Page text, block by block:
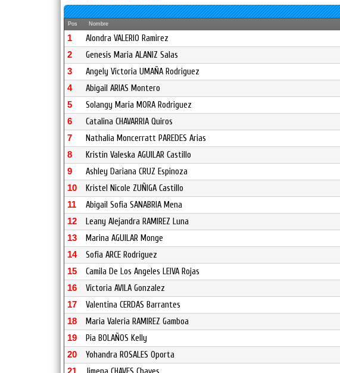
Pos Nombre
1 Alondra VALERIO Ramirez
2 Genesis Maria ALANIZ Salas
3 Angely Victoria UMAÑA Rodriguez
4 Abigail ARIAS Montero
5 Solangy Maria MORA Rodriguez
6 Catalina CHAVARRIA Quiros
7 Nathalia Moncerratt PAREDES Arias
8 Kristin Valeska AGUILAR Castillo
9 Ashley Dariana CRUZ Espinoza
10 Kristel Nicole ZUÑIGA Castillo
11 Abigail Sofia SANABRIA Mena
12 Leany Alejandra RAMIREZ Luna
13 Marina AGUILAR Monge
14 Sofia ARCE Rodriguez
15 Camila De Los Angeles LEIVA Rojas
16 Victoria AVILA Gonzalez
17 Valentina CERDAS Barrantes
18 Maria Valeria RAMIREZ Gamboa
19 Pia BOLAÑOS Kelly
20 Yohandra ROSALES Oporta